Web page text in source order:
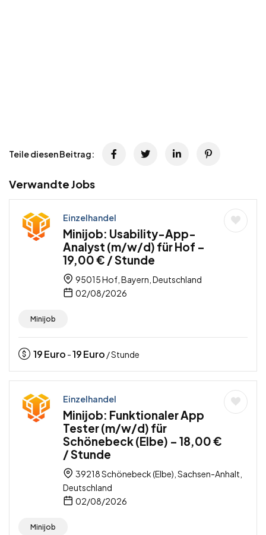
Teile diesen Beitrag:
Verwandte Jobs
Einzelhandel
Minijob: Usability-App-
Analyst (m/w/d) für Hof –
19,00 € / Stunde
95015 Hof, Bayern, Deutschland
02/08/2026
Minijob
19Euro -19Euro / Stunde
Einzelhandel
Minijob: Funktionaler App
Tester (m/w/d) für
Schönebeck (Elbe) – 18,00 €
/ Stunde
39218 Schönebeck (Elbe), Sachsen-Anhalt,
Deutschland
02/08/2026
Minijob